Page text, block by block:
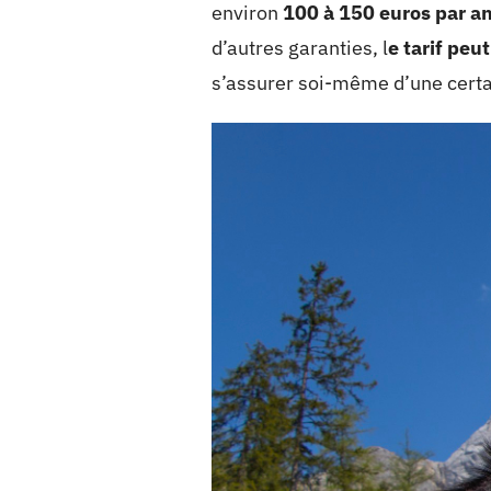
environ 100 à 150 euros par
d’autres garanties, le tarif
s’assurer soi-même d’une